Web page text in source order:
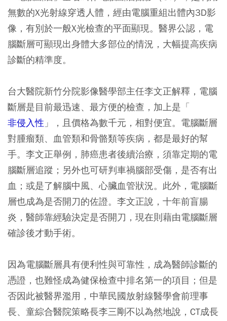
無數的X光射線穿透人體，經由電腦重組出體內3D影
像，有別於一般X光檢查的平面顯現。醫界公認，電
腦斷層可顯現出身體大多部位的情況，大幅提高疾病
診斷的精準度。
台大醫院新竹分院影像醫學部主任李文正解釋，電腦
斷層是目前最迅速、最方便的檢查，加上是「
非侵入性 」，且價格為數千元，相對便宜。電腦斷層
對腫瘤類、血管類和骨骼類等疾病，都是最好的幫
手。李文正舉例，肺癌患者後續治療，須靠定期的電
腦斷層追蹤；另外也可研判車禍腦部受傷，是否有出
血；或是了解腦中風、心臟血管狀況。此外，電腦斷
層也成為是否開刀的佐證。李文正說，十年前盲腸
炎，醫師靠經驗決定是否開刀，現在則藉由電腦斷層
確診後才動手術。
因為電腦斷層具有便利性與可靠性，成為醫師診斷的
憑證，也難怪成為健保檢查中排名第一的項目；但是
否因此被醫界濫用，中華民國放射線醫學會前理事
長、童綜合醫院策略長李三剛不以為然地說，CT成長